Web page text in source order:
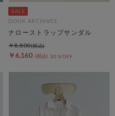
DOUX ARCHIVES
ナローストラップサンダル
￥6,160 30％OFF
￥8,800